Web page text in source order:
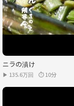
ニラの漬け
▶ 135.6万回 ⏱ 10分